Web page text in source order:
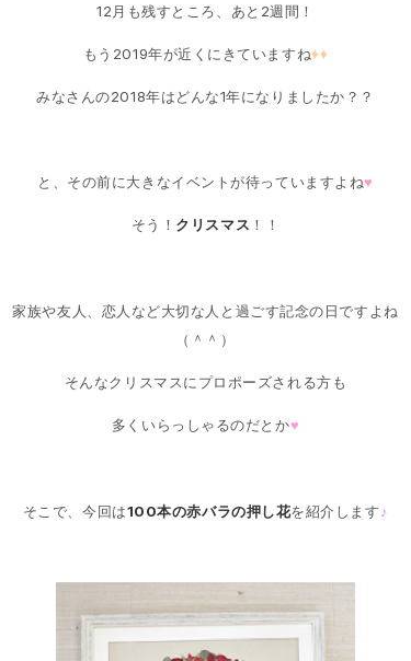
12月も残すところ、あと2週間！
もう2019年が近くにきていますね♦♦
みなさんの2018年はどんな1年になりましたか？？
と、その前に大きなイベントが待っていますよね♥
そう！ クリスマス ！！
家族や友人、恋人など大切な人と過ごす記念の日ですよね
（＾＾）
そんなクリスマスにプロポーズされる方も
多くいらっしゃるのだとか♥
そこで、今回は100本の赤バラの押し花を紹介します♪